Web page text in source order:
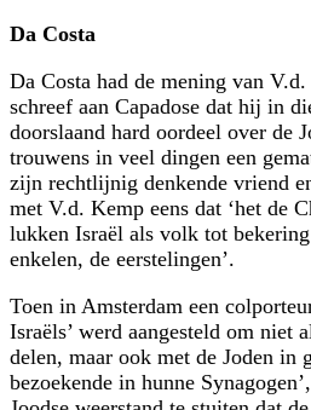
Da Costa
Da Costa had de mening van
schreef aan Capadose dat hij in
doorslaand hard oordeel over de
trouwens in veel dingen een
zijn rechtlijnig denkende vriend
met V.d. Kemp eens dat ‘het de
lukken Israël als volk tot
enkelen, de eerstelingen’.
Toen in Amsterdam een
Israëls’ werd aangesteld om niet
delen, maar ook met de Joden in
bezoekende in hunne